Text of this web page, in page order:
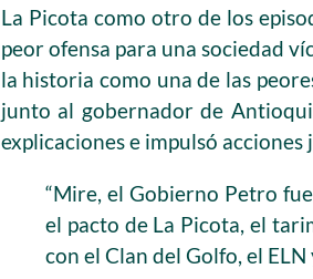
La Picota como otro de los
peor ofensa para una sociedad
la historia como una de las
junto al gobernador de
explicaciones e impulsó
“Mire, el Gobierno Petro
el pacto de La Picota, el
con el Clan del Golfo, el ELN